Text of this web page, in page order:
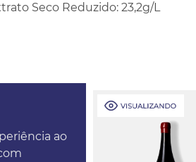
Seco Reduzido: 23,2g/L
ao